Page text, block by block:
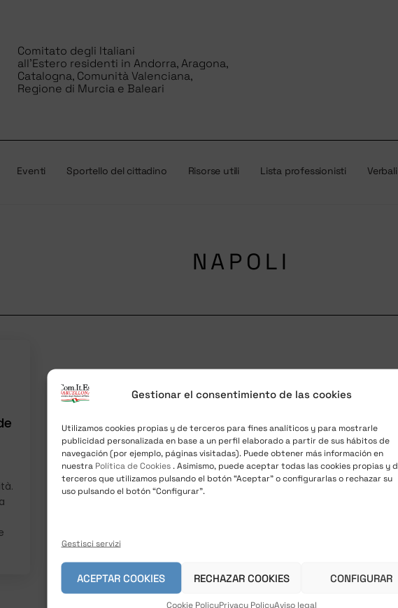
Gestionar el consentimiento de las cookies
Utilizamos cookies propias y de terceros para fines analíticos y para mostrarle
publicidad personalizada en base a un perfil elaborado a partir de sus hábitos de
navegación (por ejemplo, páginas visitadas). Puede obtener más información en
nuestra Política de Cookies. Asimismo, puede aceptar todas las cookies propias y
terceros que utilizamos pulsando el botón “Aceptar” o configurarlas o rechazar su
uso pulsando el botón “Configurar”.
Gestisci servizi
ACEPTAR COOKIES RECHAZAR COOKIES CONFIGURAR
Cookie PolicyPrivacy PolicyAviso legal
Comitato degli Italiani
all’Estero residenti in Andorra, Aragona,
Catalogna, Comunità Valenciana,
Regione di Murcia e Baleari
Eventi Sportello del cittadino Risorse utili Lista professionisti
NAPOLI